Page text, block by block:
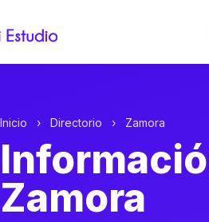
de inicio de Tecni Estudio
Inicio › Directorio › Zamora
Zamora